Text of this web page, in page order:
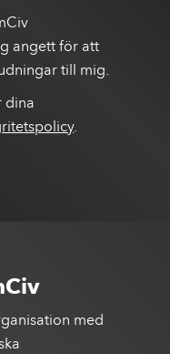
angett för att
till mig.
dina
.
med